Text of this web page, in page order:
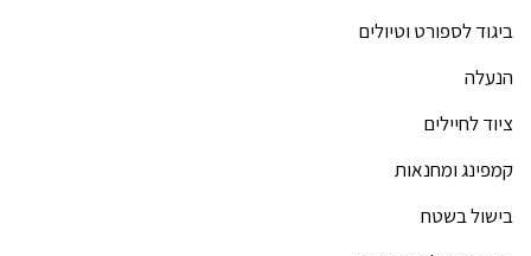
ביגוד לספורט וטיולים
הנעלה
ציוד לחיילים
קמפינג ומחנאות
בישול בשטח